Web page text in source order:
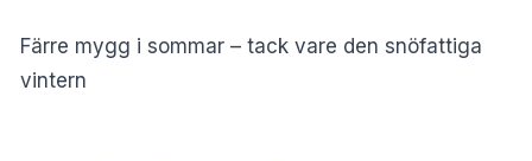
Färre mygg i sommar – tack vare den snöfattiga
vintern